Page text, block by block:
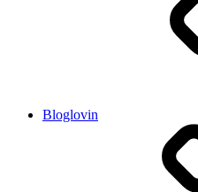
Bloglovin